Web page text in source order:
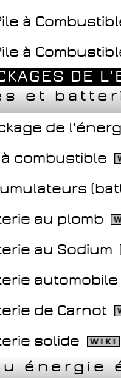
à
à
DE
et
de
à combustible
au plomb
au Sodium
automobile
de Carnot
solide
énergie